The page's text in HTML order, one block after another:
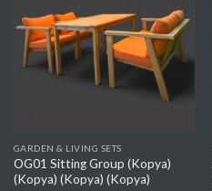
Add My
Favorite
GARDEN & LIVING SETS
OG01 Sitting Group (Kopya)
(Kopya) (Kopya) (Kopya)